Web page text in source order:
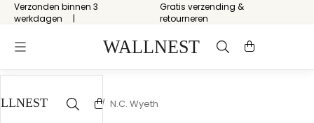
Verzonden binnen 3
werkdagen
Gratis verzending &
retourneren
Start / Storytelling / N.C. Wyeth